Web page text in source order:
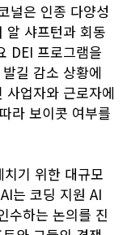
널은 인종 다양성
알 샤프턴과 회동
DEI 프로그램을
길 감소 상황에
업자와 근로자에
라 보이콧 여부를
기 위한 대규모
는 코딩 지원 AI
수하는 논의를 진